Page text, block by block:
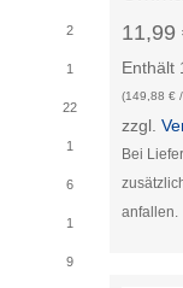
2
1
22
1
6
1
9
11,99
Enthält
(149,88 €/
zzgl.
Bei
anfallen.